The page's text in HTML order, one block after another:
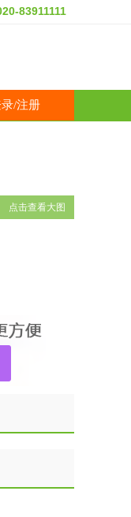
83911111
/注册
点击查看大图